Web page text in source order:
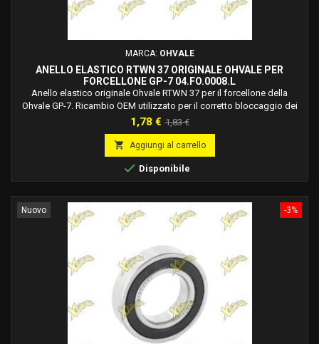
MARCA: OHVALE
ANELLO ELASTICO RTWN 37 ORIGINALE OHVALE PER
FORCELLONE GP-7 04.FO.0008.L
Anello elastico originale Ohvale RTWN 37 per il forcellone della
Ohvale GP-7. Ricambio OEM utilizzato per il corretto bloccaggio dei
componenti del gruppo forcellone.
Prezzo
1,78 € Prezzo
base
1,83 €
 Aggiungi al carrello
 Disponibile
-3%
Nuovo